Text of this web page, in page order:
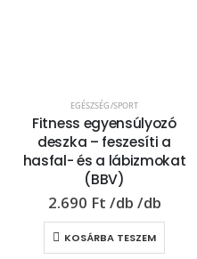
EGÉSZSÉG/SPORT
Fitness egyensúlyozó
deszka – feszesíti a
hasfal- és a lábizmokat
(BBV)
2.690 Ft
KOSÁRBA TESZEM